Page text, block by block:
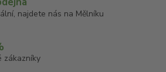
najdete nás na Mělníku
zákazníky